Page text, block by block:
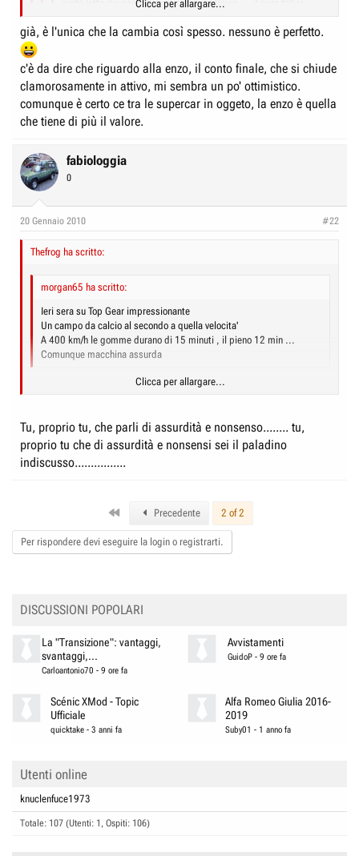
avete letto dei costi di gestione della Veyro.....? pura follia!
http://www.supercars.net/Pics?
http://www.supercars.net/Pics?
vpf3=y&gID=0&fID=2&tID=178301&mID=3350127&l=c
Clicca per allargare...
interessanti i tuoi link!
dell' "investimento"; la veyron è solo uno spargimento di
sangue..
Clicca per allargare...
Non vi sembra strano il cambio della frizione sulla Ferrari?
Clicca per allargare...
ne avevo già sentito parlare.. mi sembra che avvenga ache piuttosto
frequentemente
Clicca per allargare...
già, è l'unica che la cambia così spesso. nessuno è perfetto.
c'è da dire che riguardo alla enzo, il conto finale, che si chiude
clamorosamente in attivo, mi sembra un po' ottimistico.
comunque è certo ce tra le supercar in oggeto, la enzo è quella
che tiene di più il valore.
fabiologgia
0
20 Gennaio 2010 #22
Thefrog ha scritto:
morgan65 ha scritto:
Ieri sera su Top Gear impressionante
Un campo da calcio al secondo a quella velocita'
A 400 km/h le gomme durano di 15 minuti , il pieno 12 min ...
Comunque macchina assurda
di piu' e cosi' pure il pieno. E' un totale nonsenso, almeno per me.
Regards,
The frog
Clicca per allargare...
Tu, proprio tu, che parli di assurdità e nonsenso........ tu,
proprio tu che di assurdità e nonsensi sei il paladino
indiscusso................
Precedente 2 of 2
Per rispondere devi eseguire la login o registrarti.
DISCUSSIONI POPOLARI
La "Transizione": vantaggi,
svantaggi,...
Carloantonio70 - 9 ore fa
Avvistamenti
GuidoP - 9 ore fa
Scénic XMod - Topic
Ufficiale
quicktake -3 anni fa
Alfa Romeo Giulia 2016-
2019
Suby01 - 1 anno fa
Utenti online
knuclenfuce1973
Totale: 107 (Utenti: 1, Ospiti: 106)